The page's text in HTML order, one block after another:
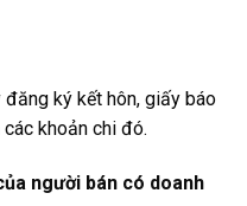
ký kết hôn, giấy báo
khoản chi đó.
người bán có doanh